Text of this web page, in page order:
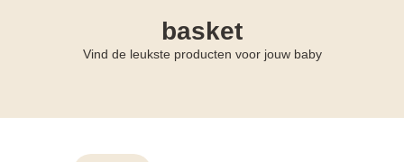
basket
Vind de leukste producten voor jouw baby